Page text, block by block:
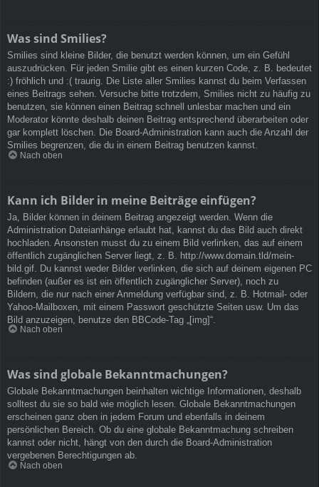
Was sind Smilies?
Smilies sind kleine Bilder, die benutzt werden können, um ein Gefühl
auszudrücken. Für jeden Smilie gibt es einen kurzen Code, z. B. bedeutet
:) fröhlich und :( traurig. Die Liste aller Smilies kannst du beim Verfassen
eines Beitrags sehen. Versuche bitte trotzdem, Smilies nicht zu häufig zu
benutzen, sie können einen Beitrag schnell unlesbar machen und ein
Moderator könnte deshalb deinen Beitrag entsprechend überarbeiten oder
gar komplett löschen. Die Board-Administration kann auch die Anzahl der
Smilies begrenzen, die du in einem Beitrag benutzen kannst.
Nach oben
Kann ich Bilder in meine Beiträge einfügen?
Ja, Bilder können in deinem Beitrag angezeigt werden. Wenn die
Administration Dateianhänge erlaubt hat, kannst du das Bild auch direkt
hochladen. Ansonsten musst du zu einem Bild verlinken, das auf einem
öffentlich zugänglichen Server liegt, z. B. http://www.domain.tld/mein-
bild.gif. Du kannst weder Bilder verlinken, die sich auf deinem eigenen PC
befinden (außer es ist ein öffentlich zugänglicher Server), noch zu
Bildern, die nur nach einer Anmeldung verfügbar sind, z. B. Hotmail- oder
Yahoo-Mailboxen, mit einem Passwort geschützte Seiten usw. Um das
Bild anzuzeigen, benutze den BBCode-Tag „[img]“.
Nach oben
Was sind globale Bekanntmachungen?
Globale Bekanntmachungen beinhalten wichtige Informationen, deshalb
solltest du sie so bald wie möglich lesen. Globale Bekanntmachungen
erscheinen ganz oben in jedem Forum und ebenfalls in deinem
persönlichen Bereich. Ob du eine globale Bekanntmachung schreiben
kannst oder nicht, hängt von den durch die Board-Administration
vergebenen Berechtigungen ab.
Nach oben